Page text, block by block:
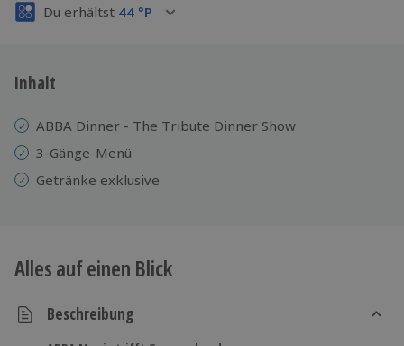
Volle Flexibilität
3 Jahre gültig & verlängerbar.
Du erhältst 44 °P
Inhalt
ABBA Dinner - The Tribute Dinner Show
3-Gänge-Menü
Getränke exklusive
Alles auf einen Blick
Beschreibung